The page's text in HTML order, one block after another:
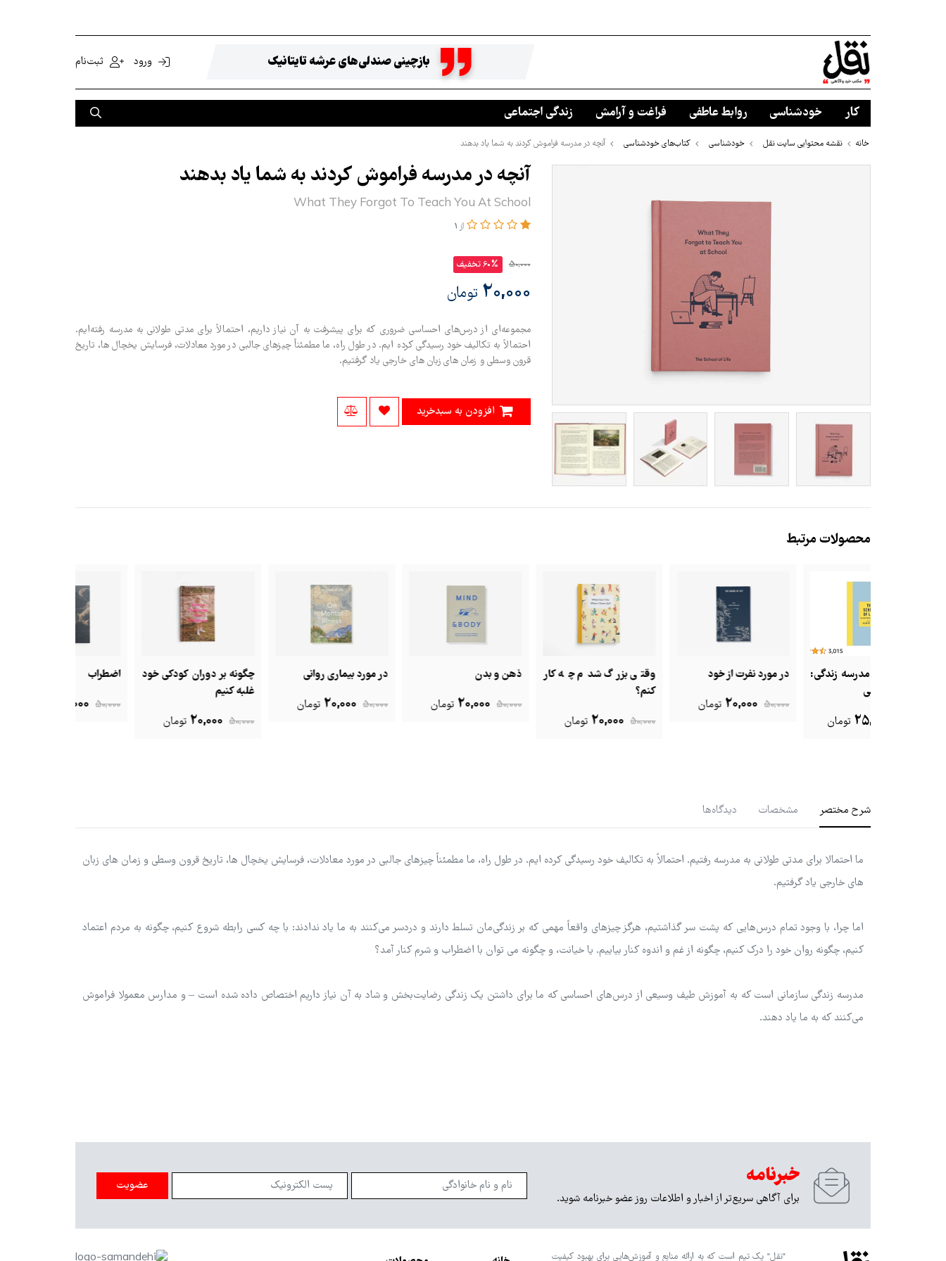
بازچینی صندلی‌های عرشه تایتانیک ورود ثبت‌نام
کار خودشناسی روابط عاطفی فراغت و آرامش زندگی اجتماعی
خانه نقشه محتوایی سایت نقل خودشناسی کتاب‌های خودشناسی آنچه در مدرسه فراموش کردند به شما یاد بدهند
آنچه در مدرسه فراموش کردند به شما یاد بدهند
What They Forgot To Teach You At School
از 1
50,000 60% تخفیف
20,000 تومان
مجموعه‌ای از درس‌های احساسی ضروری که برای پیشرفت به آن نیاز داریم، احتمالاً برای مدتی طولانی به مدرسه رفته‌ایم.
احتمالاً به تکالیف خود رسیدگی کرده ایم. در طول راه، ما مطمئناً چیزهای جالبی در مورد معادلات، فرسایش یخچال ها، تاریخ
قرون وسطی و زمان های زبان های خارجی یاد گرفتیم.
محصولات مرتبط
در مورد نفرت از خود
تومان
وقتی بزرگ شدم چه کار
تومان
ذهن و بدن
تومان
در مورد بیماری روانی
50,000
تومان
چگونه بر دوران کودکی خود
تومان
اضطراب
تومان
شرح مختصر مشخصات دیدگاه‌ها
ما احتمالا برای مدتی طولانی به مدرسه رفتیم. احتمالاً به تکالیف خود رسیدگی کرده ایم. در طول راه، ما مطمئناً چیزهای جالبی در مورد معادلات، فرسایش یخچال ها، تاریخ قرون وسطی و زمان های زبان
های خارجی یاد گرفتیم.
اما چرا، با وجود تمام درس‌هایی که پشت سر گذاشتیم، هرگز چیزهای واقعاً مهمی که بر زندگی‌مان تسلط دارند و دردسر می‌کنند به ما یاد ندادند: با چه کسی رابطه شروع کنیم، چگونه به مردم اعتماد
کنیم، چگونه روان خود را درک کنیم، چگونه از غم و اندوه کنار بیاییم. یا خیانت، و چگونه می توان با اضطراب و شرم کنار آمد؟
مدرسه زندگی سازمانی است که به آموزش طیف وسیعی از درس‌های احساسی که ما برای داشتن یک زندگی رضایت‌بخش و شاد به آن نیاز داریم اختصاص داده شده است – و مدارس معمولا فراموش
می‌کنند که به ما یاد دهند.
خبرنامه
برای آگاهی سریع‌تر از اخبار و اطلاعات روز عضو خبرنامه شوید.
عضویت
"نقل" یک تیم است که به ارائه منابع و آموزش‌هایی برای بهبود کیفیت